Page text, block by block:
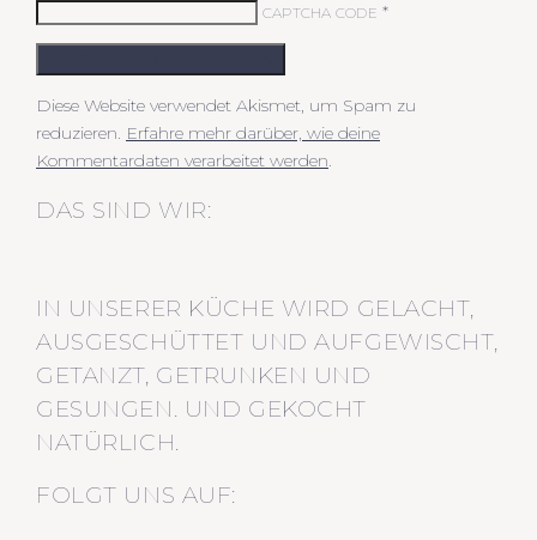
CAPTCHA CODE *
Diese Website verwendet Akismet, um Spam zu
reduzieren. Erfahre mehr darüber, wie deine
Kommentardaten verarbeitet werden.
DAS SIND WIR:
IN UNSERER KÜCHE WIRD GELACHT,
AUSGESCHÜTTET UND AUFGEWISCHT,
GETANZT, GETRUNKEN UND
GESUNGEN. UND GEKOCHT
NATÜRLICH.
FOLGT UNS AUF: